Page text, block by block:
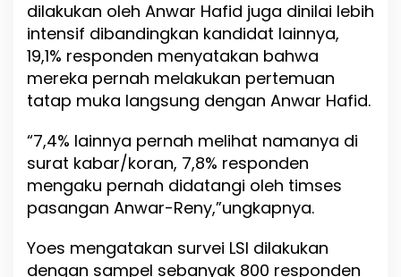
dilakukan oleh Anwar Hafid juga dinilai lebih
intensif dibandingkan kandidat lainnya,
19,1% responden menyatakan bahwa
mereka pernah melakukan pertemuan
tatap muka langsung dengan Anwar Hafid.
“7,4% lainnya pernah melihat namanya di
surat kabar/koran, 7,8% responden
mengaku pernah didatangi oleh timses
pasangan Anwar-Reny,”ungkapnya.
Yoes mengatakan survei LSI dilakukan
dengan sampel sebanyak 800 responden